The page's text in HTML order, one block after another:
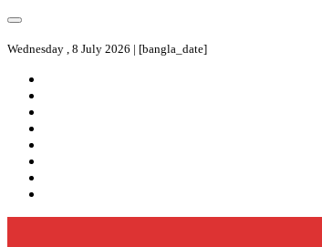
Wednesday , 8 July 2026 | [bangla_date]